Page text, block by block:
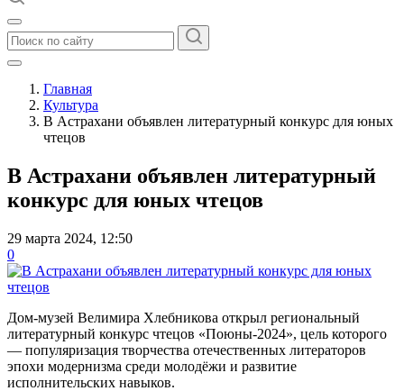
Главная
Культура
В Астрахани объявлен литературный конкурс для юных
чтецов
В Астрахани объявлен литературный
конкурс для юных чтецов
29 марта 2024, 12:50
0
Дом-музей Велимира Хлебникова открыл региональный
литературный конкурс чтецов «Поюны-2024», цель которого
— популяризация творчества отечественных литераторов
эпохи модернизма среди молодёжи и развитие
исполнительских навыков.